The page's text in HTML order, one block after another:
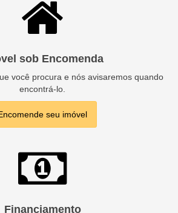
sob Encomenda
você procura e nós avisaremos quando
encontrá-lo.
seu imóvel
Financiamento